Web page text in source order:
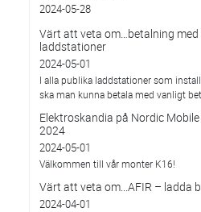
2024-05-28
Värt att veta om…betalning
laddstationer
2024-05-01
I alla publika laddstationer som
ska man kunna betala med vanligt
Elektroskandia på Nordic
2024
2024-05-01
Välkommen till vår monter K16!
Värt att veta om...AFIR – ladda
2024-04-01